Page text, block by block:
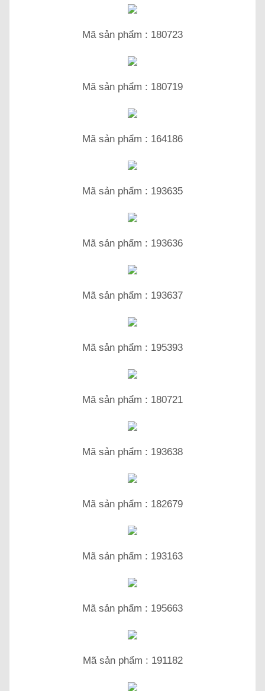
Mã sản phẩm : 180723
Mã sản phẩm : 180719
Mã sản phẩm : 164186
Mã sản phẩm : 193635
Mã sản phẩm : 193636
Mã sản phẩm : 193637
Mã sản phẩm : 195393
Mã sản phẩm : 180721
Mã sản phẩm : 193638
Mã sản phẩm : 182679
Mã sản phẩm : 193163
Mã sản phẩm : 195663
Mã sản phẩm : 191182